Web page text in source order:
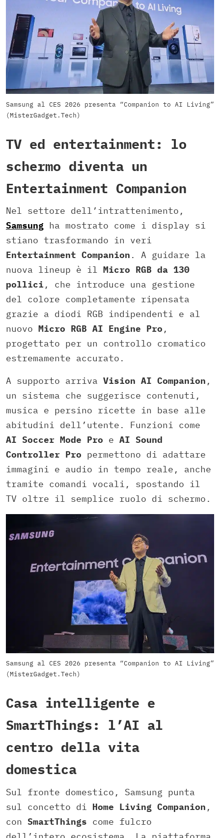
Samsung al CES 2026 presenta “Companion to AI Living”
(MisterGadget.Tech)
TV ed entertainment: lo
schermo diventa un
Entertainment Companion
Nel settore dell’intrattenimento,
Samsung ha mostrato come i display si
stiano trasformando in veri
Entertainment Companion . A guidare la
nuova lineup è il Micro RGB da 130
pollici , che introduce una gestione
del colore completamente ripensata
grazie a diodi RGB indipendenti e al
nuovo Micro RGB AI Engine Pro ,
progettato per un controllo cromatico
estremamente accurato.
A supporto arriva Vision AI Companion ,
un sistema che suggerisce contenuti,
musica e persino ricette in base alle
abitudini dell’utente. Funzioni come
AI Soccer Mode Pro e AI Sound
Controller Pro permettono di adattare
immagini e audio in tempo reale, anche
tramite comandi vocali, spostando il
TV oltre il semplice ruolo di schermo.
Samsung al CES 2026 presenta “Companion to AI Living”
(MisterGadget.Tech)
Casa intelligente e
SmartThings: l’AI al
centro della vita
domestica
Sul fronte domestico, Samsung punta
sul concetto di Home Living Companion ,
con SmartThings come fulcro